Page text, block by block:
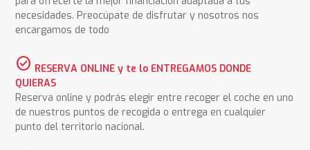
necesidades. Preocúpate de disfrutar y nosotros nos
encargamos de todo
check_circle RESERVA ONLINE y te lo ENTREGAMOS DONDE
QUIERAS
Reserva online y podrás elegir entre recoger el coche en uno
de nuestros puntos de recogida o entrega en cualquier
punto del territorio nacional.